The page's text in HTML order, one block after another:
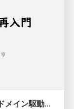
今こそ聞きたいソフトウェア設計 ドメイン駆動設計再入門